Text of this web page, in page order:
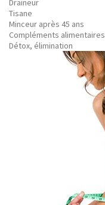
Draineur
Tisane
Minceur après 45 ans
Compléments alimentaires
Détox, élimination